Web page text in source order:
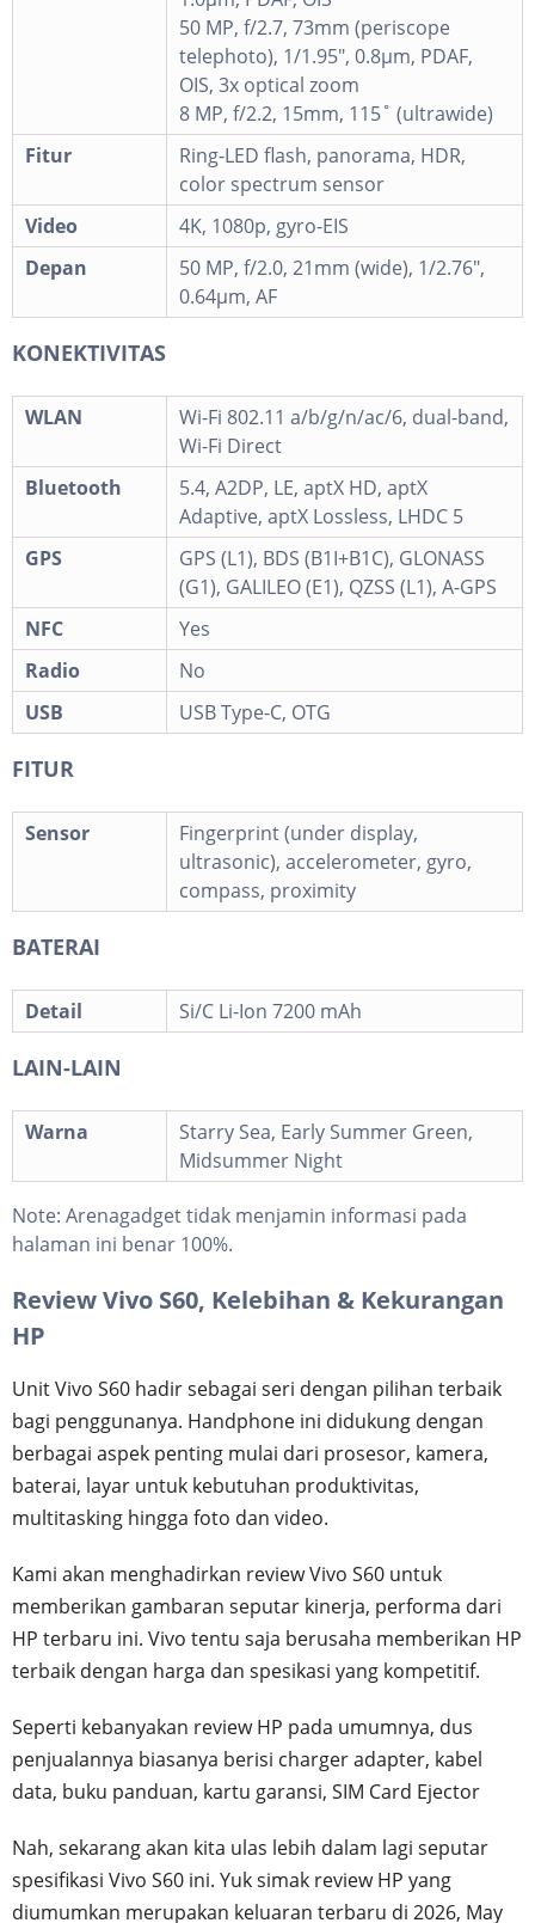
50 MP, f/2.7, 73mm (periscope
telephoto), 1/1.95", 0.8µm, PDAF,
OIS, 3x optical zoom
8 MP, f/2.2, 15mm, 115˚ (ultrawide)
Fitur
Ring-LED flash, panorama, HDR,
color spectrum sensor
Video
4K, 1080p, gyro-EIS
Depan
50 MP, f/2.0, 21mm (wide), 1/2.76",
0.64µm, AF
KONEKTIVITAS
WLAN
Wi-Fi 802.11 a/b/g/n/ac/6, dual-band,
Wi-Fi Direct
Bluetooth
5.4, A2DP, LE, aptX HD, aptX
Adaptive, aptX Lossless, LHDC 5
GPS
GPS (L1), BDS (B1I+B1C), GLONASS
(G1), GALILEO (E1), QZSS (L1), A-GPS
NFC
Yes
Radio
No
USB
USB Type-C, OTG
FITUR
Sensor
Fingerprint (under display,
ultrasonic), accelerometer, gyro,
compass, proximity
BATERAI
Detail Si/C Li-Ion 7200 mAh
LAIN-LAIN
Warna
Starry Sea, Early Summer Green,
Midsummer Night
Note: Arenagadget tidak menjamin informasi pada
halaman ini benar 100%.
Review Vivo S60, Kelebihan & Kekurangan
HP
Unit Vivo S60 hadir sebagai seri dengan pilihan terbaik
bagi penggunanya. Handphone ini didukung dengan
berbagai aspek penting mulai dari prosesor, kamera,
baterai, layar untuk kebutuhan produktivitas,
multitasking hingga foto dan video.
Kami akan menghadirkan review Vivo S60 untuk
memberikan gambaran seputar kinerja, performa dari
HP terbaru ini. Vivo tentu saja berusaha memberikan HP
terbaik dengan harga dan spesikasi yang kompetitif.
Seperti kebanyakan review HP pada umumnya, dus
penjualannya biasanya berisi charger adapter, kabel
data, buku panduan, kartu garansi, SIM Card Ejector
Nah, sekarang akan kita ulas lebih dalam lagi seputar
spesifikasi Vivo S60 ini. Yuk simak review HP yang
diumumkan merupakan keluaran terbaru di 2026, May